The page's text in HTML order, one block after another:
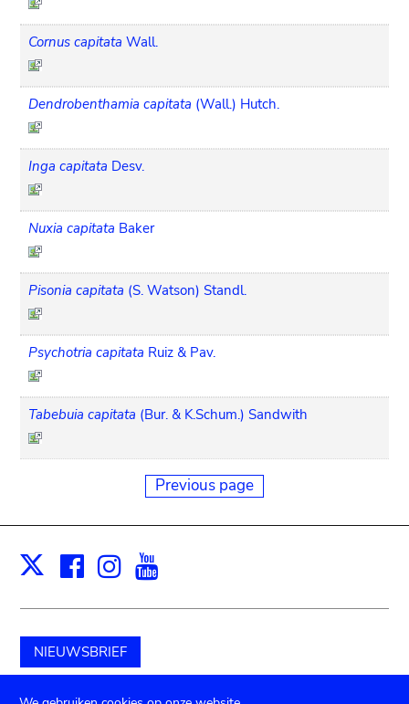
Cornus capitata Wall.
Dendrobenthamia capitata (Wall.) Hutch.
Inga capitata Desv.
Nuxia capitata Baker
Pisonia capitata (S. Watson) Standl.
Psychotria capitata Ruiz & Pav.
Tabebuia capitata (Bur. & K.Schum.) Sandwith
Previous page
X Facebook
Instagram
NIEUWSBRIEF
Schenk aan het museum